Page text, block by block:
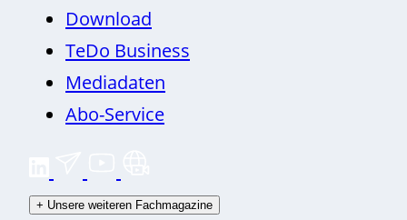
Download
TeDo Business
Mediadaten
Abo-Service
+ Unsere weiteren Fachmagazine